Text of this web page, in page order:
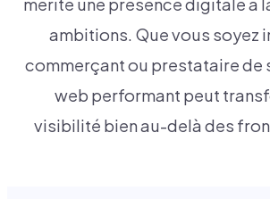
mérite une présence digitale à
ambitions. Que vous soyez
commerçant ou prestataire de
web performant peut
visibilité bien au-delà des